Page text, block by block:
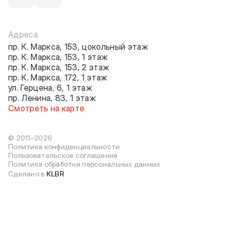
© 2011–2026
Политика конфиденциальности
Пользовательское соглашение
Политика обработки персональных данных
Сделано в KLBR
Адреса
пр. К. Маркса, 153, цокольный этаж
пр. К. Маркса, 153, 1 этаж
пр. К. Маркса, 153, 2 этаж
пр. К. Маркса, 172, 1 этаж
ул. Герцена, 6, 1 этаж
пр. Ленина, 83, 1 этаж
Смотреть на карте